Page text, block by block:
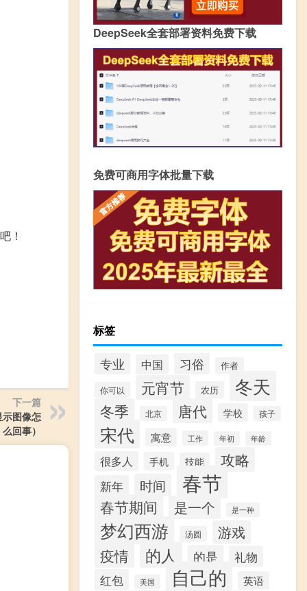
！
下一篇
图像怎
么回事）
DeepSeek全套部署资料免费下载
免费可商用字体批量下载
标签
专业 中国 习俗 作者
你可以 元宵节 农历 冬天
冬季 北京 唐代 学校 孩子
宋代 寓意 工作 年初 年龄
很多人 手机 技能 攻略
新年 时间 春节
春节期间 是一个 是一种
梦幻西游 汤圆 游戏
疫情 的人 的是
礼物
红包
美国 自己的 英语